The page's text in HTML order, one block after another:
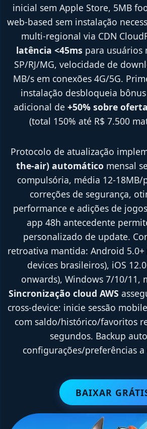
inicial sem Apple Store, 5MB
web-based sem instalação
multi-regional via CDN
latência <45ms para
SP/RJ/MG, velocidade de
MB/s em conexões 4G/5G.
instalação desbloqueia
adicional de +50% sobre
(total 150% até R$ 7.500
Protocolo de atualização
the-air) automático mensal
compulsória, média 12-18MB/
correções de segurança,
performance e adições de
app 48h antecedente
personalizado de update.
retroativa mantida: Android 5.0+
devices brasileiros), iOS
onwards), Windows 7/10/11,
Sincronização cloud AWS
cross-device: inicie sessão
com saldo/histórico/favoritos
segundos. Backup
configurações/preferências a
BAIXAR